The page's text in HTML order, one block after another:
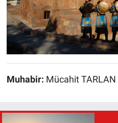
Muhabir: Mücahit TARLAN